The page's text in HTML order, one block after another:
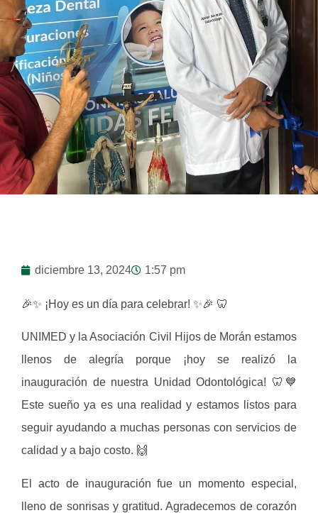
diciembre 13, 2024 1:57 pm
🎉✨ ¡Hoy es un día para celebrar! ✨🎉 🦷
UNIMED y la Asociación Civil Hijos de Morán estamos
llenos de alegría porque ¡hoy se realizó la
inauguración de nuestra Unidad Odontológica! 🦷💙
Este sueño ya es una realidad y estamos listos para
seguir ayudando a muchas personas con servicios de
calidad y a bajo costo. 🙌
El acto de inauguración fue un momento especial,
lleno de sonrisas y gratitud. Agradecemos de corazón